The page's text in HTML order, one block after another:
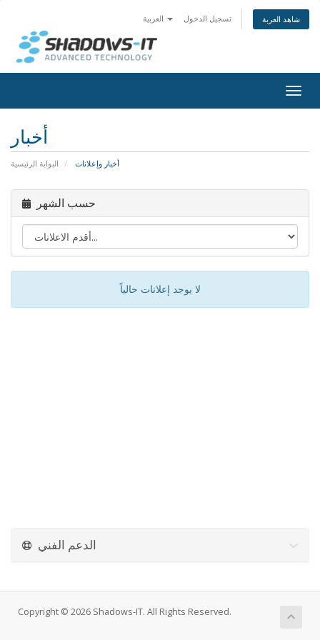
تسجيل الدخول شاهد العربة
أخبار
البوابة الرئيسية أخبار وإعلانات
حسب الشهر
لا يوجد إعلانات حالياً
الدعم الفني
Copyright © 2026 Shadows-IT. All Rights Reserved.